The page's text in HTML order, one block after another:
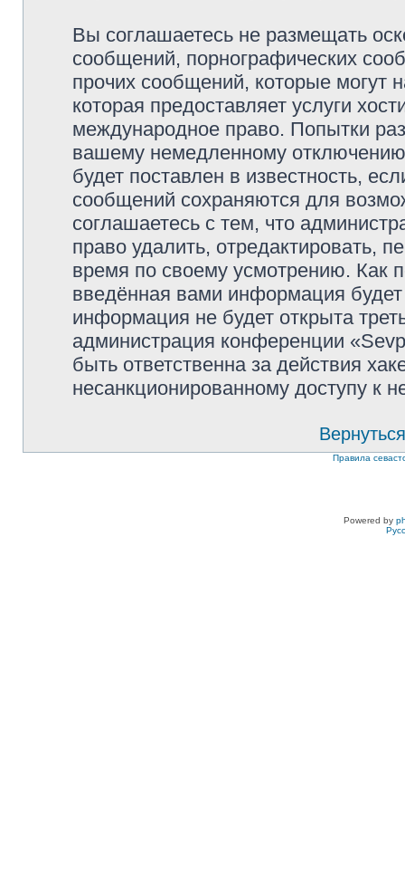
Вы соглашаетесь не размещать
сообщений, порнографических
прочих сообщений, которые могут
которая предоставляет услуги
международное право. Попытки
вашему немедленному
будет поставлен в известность,
сообщений сохраняются для
соглашаетесь с тем, что
право удалить, отредактировать,
время по своему усмотрению. Как
введённая вами информация
информация не будет открыта
администрация конференции
быть ответственна за действия
несанкционированному доступу к
Правила
Powered by